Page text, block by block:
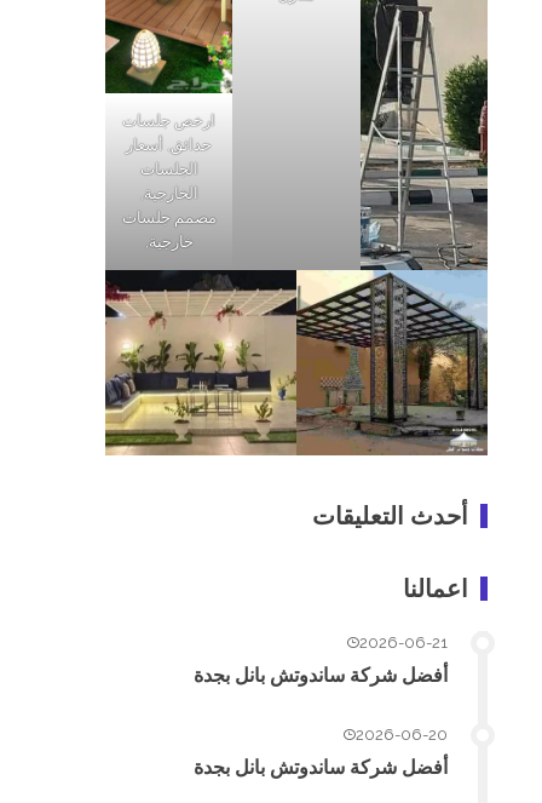
ارخص جلسات
حدائق, أسعار
الجلسات
الخارجية,
مصمم جلسات
خارجية,
أحدث التعليقات
اعمالنا
2026-06-21
أفضل شركة ساندوتش بانل بجدة
2026-06-20
أفضل شركة ساندوتش بانل بجدة